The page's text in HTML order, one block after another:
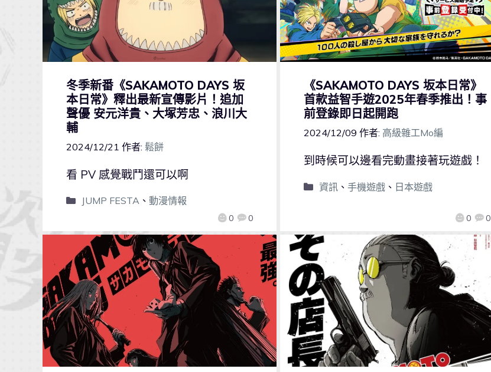
冬季新番《SAKAMOTO DAYS 坂
本日常》釋出最新宣傳影片！追加
聲優 安元洋貴、大塚芳忠、浪川大
輔
2024/12/21 作者: 鬆餅
0 0
看 PV 感覺戰鬥還可以啊
JUMP FESTA、 動漫情報
《SAKAMOTO DAYS 坂本日常》
首款益智手遊2025年春季推出！事
前登錄即日起開跑
2024/12/09 作者: 高級雜工Mo編
0 0
到時候可以邊看完動畫接著玩遊戲！
資訊、 手機遊戲、 日本遊戲